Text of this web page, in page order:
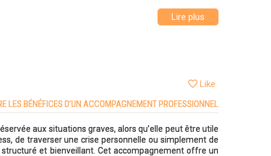
Lire plus
Like
LES BÉNÉFICES D’UN ACCOMPAGNEMENT PROFESSIONNEL
aux situations graves, alors qu’elle peut être utile
de traverser une crise personnelle ou simplement de
et bienveillant. Cet accompagnement offre un